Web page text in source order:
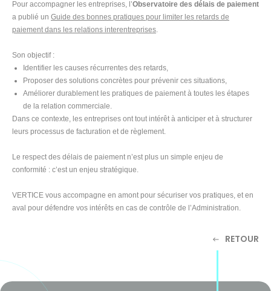
Pour accompagner les entreprises, l’Observatoire des délais de paiement
a publié un Guide des bonnes pratiques pour limiter les retards de
paiement dans les relations interentreprises.
Son objectif :
Identifier les causes récurrentes des retards,
Proposer des solutions concrètes pour prévenir ces situations,
Améliorer durablement les pratiques de paiement à toutes les étapes
de la relation commerciale.
Dans ce contexte, les entreprises ont tout intérêt à anticiper et à structurer
leurs processus de facturation et de règlement.
Le respect des délais de paiement n’est plus un simple enjeu de
conformité : c’est un enjeu stratégique.
VERTICE vous accompagne en amont pour sécuriser vos pratiques, et en
aval pour défendre vos intérêts en cas de contrôle de l’Administration.
RETOUR